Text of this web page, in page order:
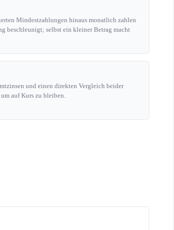
Mindestzahlungen hinaus monatlich zahlen
beschleunigt; selbst ein kleiner Betrag macht
und einen direkten Vergleich beider
auf Kurs zu bleiben.